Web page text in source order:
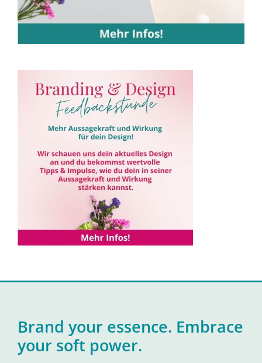
Brand your essence. Embrace
your soft power.